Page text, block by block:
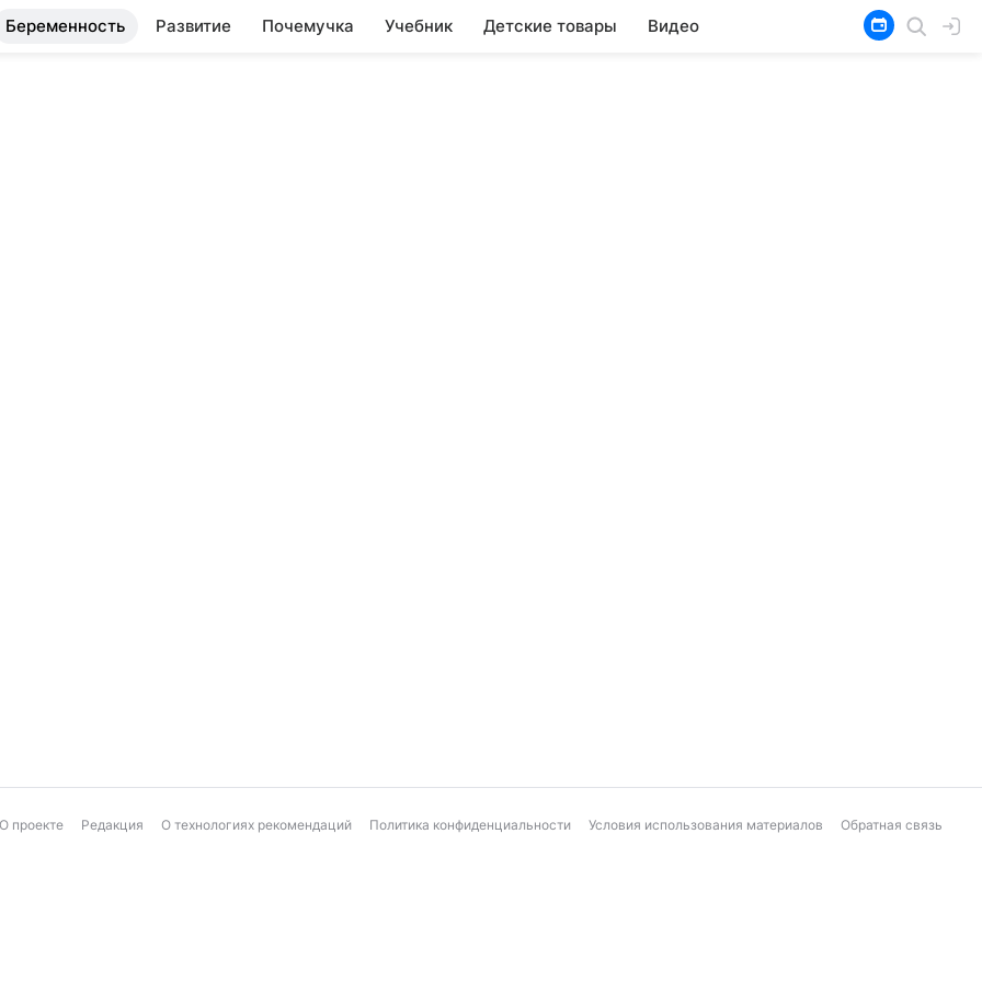
Беременность Развитие Почемучка Учебник Детские товары Видео
О проекте Редакция О технологиях рекомендаций Политика конфиденциальности Условия использования материалов Обратная связь